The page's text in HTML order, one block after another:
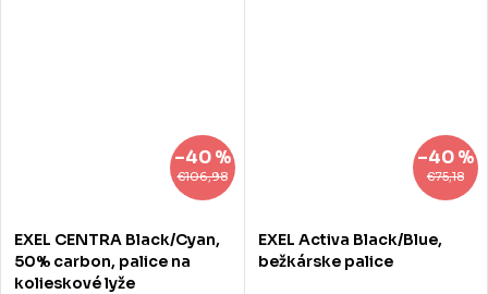
€106,98
–40 %
EXEL CENTRA Black/Cyan,
50% carbon, palice na
kolieskové lyže
€75,18
–40 %
EXEL Activa Black/Blue,
bežkárske palice